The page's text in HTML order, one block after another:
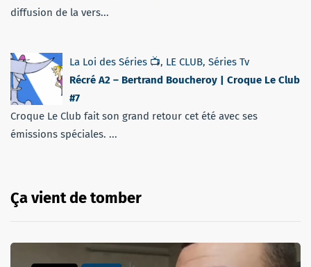
diffusion de la vers...
La Loi des Séries 📺, LE CLUB, Séries Tv
Récré A2 – Bertrand Boucheroy | Croque Le Club
#7
Croque Le Club fait son grand retour cet été avec ses
émissions spéciales. ...
Ça vient de tomber